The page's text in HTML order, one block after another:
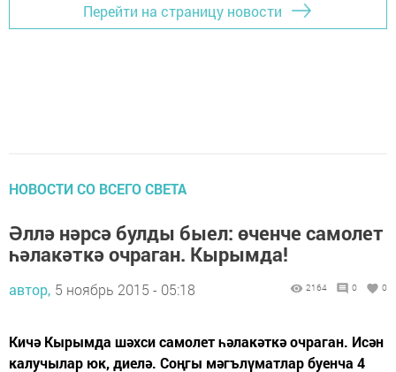
Перейти на страницу новости
НОВОСТИ СО ВСЕГО СВЕТА
Әллә нәрсә булды быел: өченче самолет
һәлакәткә очраган. Кырымда!
автор, 5 ноябрь 2015 - 05:18 2164 0 0
Кичә Кырымда шәхси самолет һәлакәткә очраган. Исән
калучылар юк, диелә. Соңгы мәгълүматлар буенча 4